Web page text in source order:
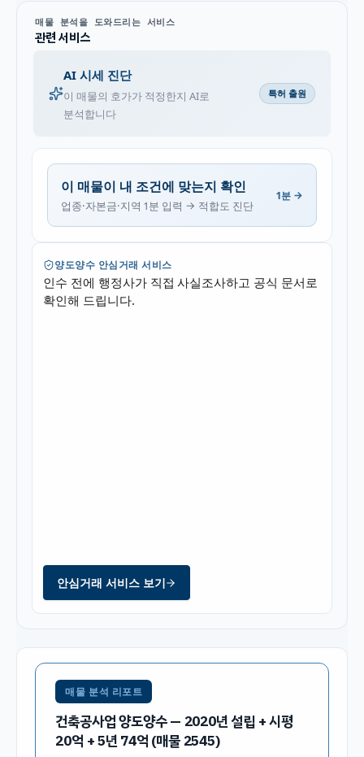
매물 분석을 도와드리는 서비스
관련 서비스
AI 시세 진단
이 매물의 호가가 적정한지 AI로
분석합니다
특허 출원
이 매물이 내 조건에 맞는지 확인
업종·자본금·지역 1분 입력 → 적합도 진단
1분 →
양도양수 안심거래 서비스
인수 전에 행정사가 직접 사실조사하고 공식 문서로
확인해 드립니다.
안심거래 서비스 보기
매물 분석 리포트
건축공사업 양도양수 — 2020년 설립 + 시평
20억 + 5년 74억 (매물 2545)